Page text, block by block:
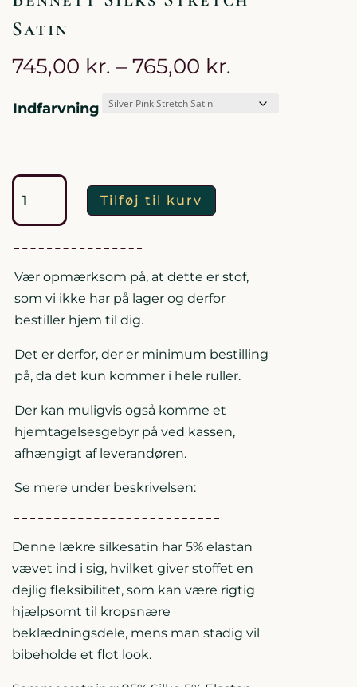
Satin
745,00 kr. – 765,00 kr.
Indfarvning
Bennett
Silks
Stretch
Satin
antal
Tilføj til kurv
Vær opmærksom på, at dette er stof,
som vi ikke har på lager og derfor
bestiller hjem til dig.
Det er derfor, der er minimum bestilling
på, da det kun kommer i hele ruller.
Der kan muligvis også komme et
hjemtagelsesgebyr på ved kassen,
afhængigt af leverandøren.
Se mere under beskrivelsen:
Denne lækre silkesatin har 5% elastan
vævet ind i sig, hvilket giver stoffet en
dejlig fleksibilitet, som kan være rigtig
hjælpsomt til kropsnære
beklædningsdele, mens man stadig vil
bibeholde et flot look.